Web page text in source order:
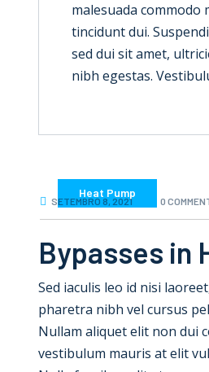
malesuada
tincidunt dui.
sed dui sit amet,
nibh egestas.
Heat Pump
SETEMBRO 8, 2021 0
Bypasses in
Sed iaculis leo id nisi
pharetra nibh vel cursus
Nullam aliquet elit non dui
vestibulum mauris at elit